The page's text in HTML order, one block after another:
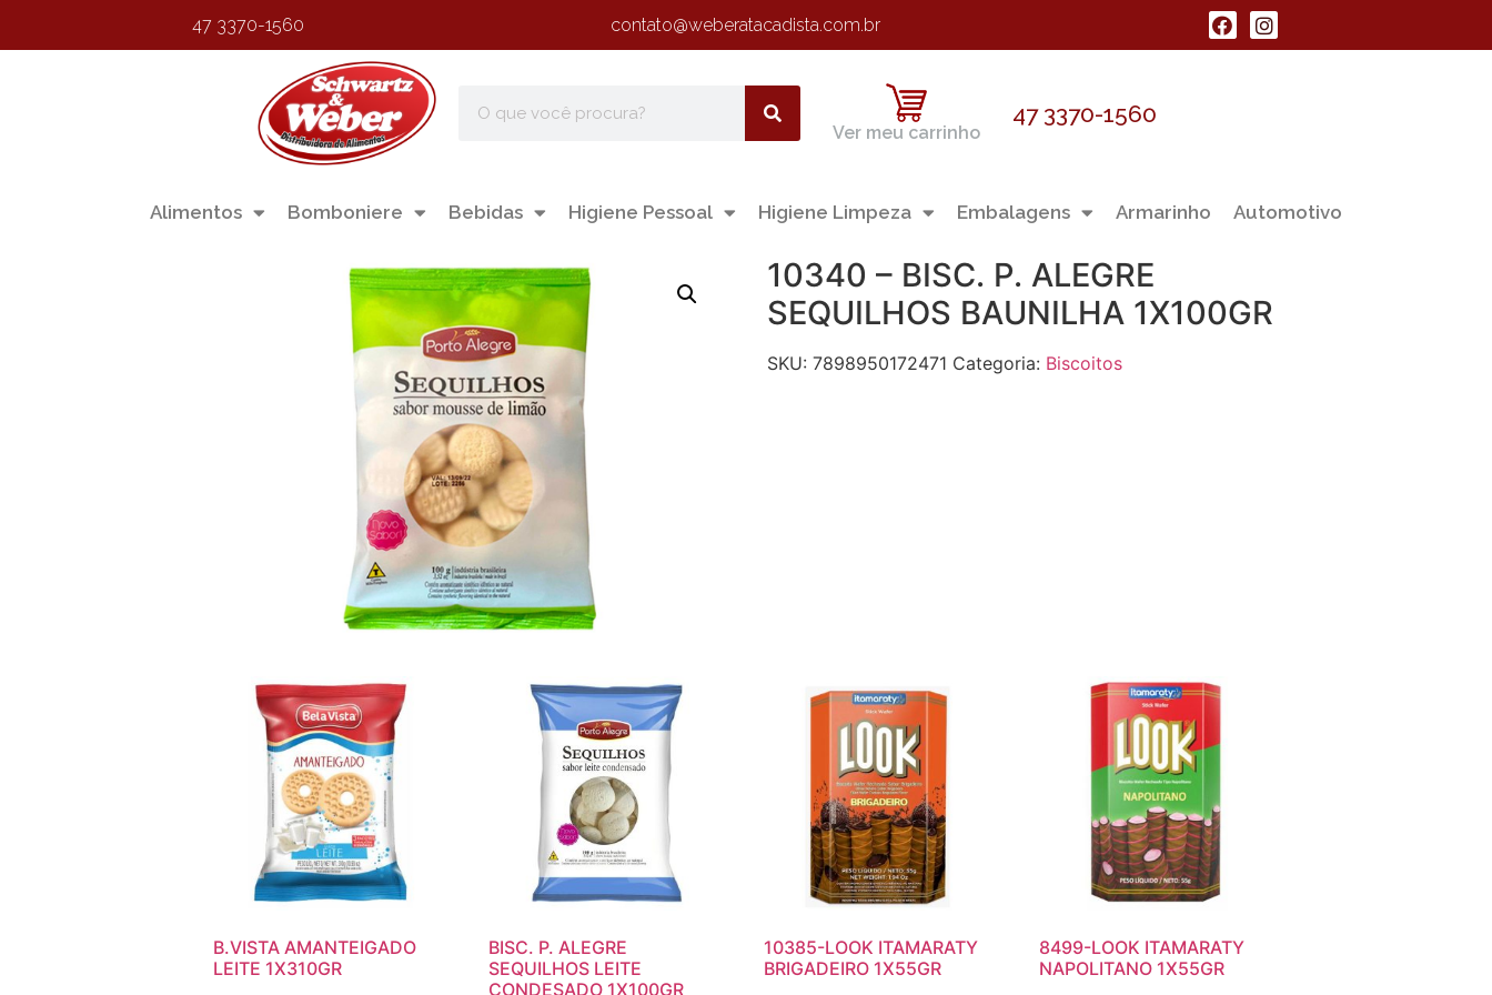
47 3370-1560 contato@weberatacadista.com.br
Ver meu carrinho
47 3370-1560
Alimentos Bomboniere Bebidas Higiene Pessoal Higiene Limpeza Embalagens Armarinho Automotivo
10340 – BISC. P. ALEGRE
SEQUILHOS BAUNILHA 1X100GR
SKU:7898950172471 Categoria: Biscoitos
B.VISTA AMANTEIGADO
LEITE 1X310GR
BISC. P. ALEGRE
SEQUILHOS LEITE
CONDESADO 1X100GR
10385-LOOK ITAMARATY
BRIGADEIRO 1X55GR
8499-LOOK ITAMARATY
NAPOLITANO 1X55GR